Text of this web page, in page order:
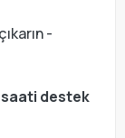
-
destek